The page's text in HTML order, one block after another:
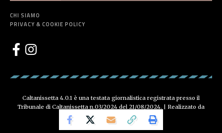
CHI SIAMO
PRIVACY & COOKIE POLICY
Caltanissetta 4.0.1 è una testata giornalistica registrata presso il
Tribunale di Caltanissetta n.03/2024 del 21/08/2024. | Realizzato da
Creative Agency